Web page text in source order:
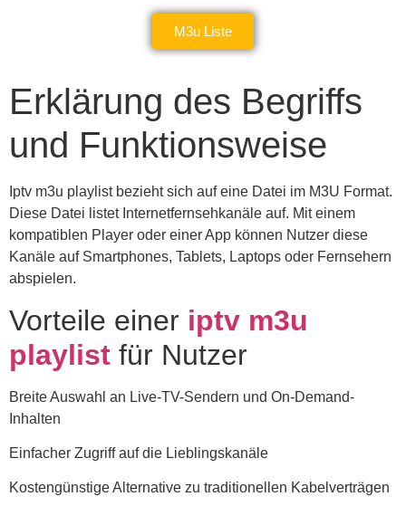
M3u Liste
Erklärung des Begriffs
und Funktionsweise
Iptv m3u playlist bezieht sich auf eine Datei im M3U Format.
Diese Datei listet Internetfernsehkanäle auf. Mit einem
kompatiblen Player oder einer App können Nutzer diese
Kanäle auf Smartphones, Tablets, Laptops oder Fernsehern
abspielen.
Vorteile einer iptv m3u
playlist für Nutzer
Breite Auswahl an Live-TV-Sendern und On-Demand-
Inhalten
Einfacher Zugriff auf die Lieblingskanäle
Kostengünstige Alternative zu traditionellen Kabelverträgen